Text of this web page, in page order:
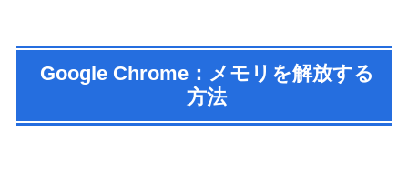
Google Chrome：メモリを解放する
方法